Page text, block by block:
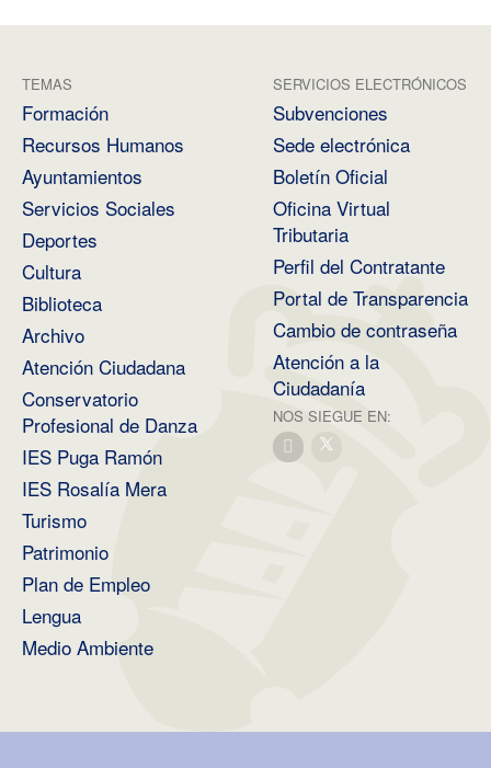
TEMAS
Formación
Recursos Humanos
Ayuntamientos
Servicios Sociales
Deportes
Cultura
Biblioteca
Archivo
Atención Ciudadana
Conservatorio
Profesional de Danza
IES Puga Ramón
IES Rosalía Mera
Turismo
Patrimonio
Plan de Empleo
Lengua
Medio Ambiente
SERVICIOS ELECTRÓNICOS
Subvenciones
Sede electrónica
Boletín Oficial
Oficina Virtual
Tributaria
Perfil del Contratante
Portal de Transparencia
Cambio de contraseña
Atención a la
Ciudadanía
NOS SIEGUE EN: